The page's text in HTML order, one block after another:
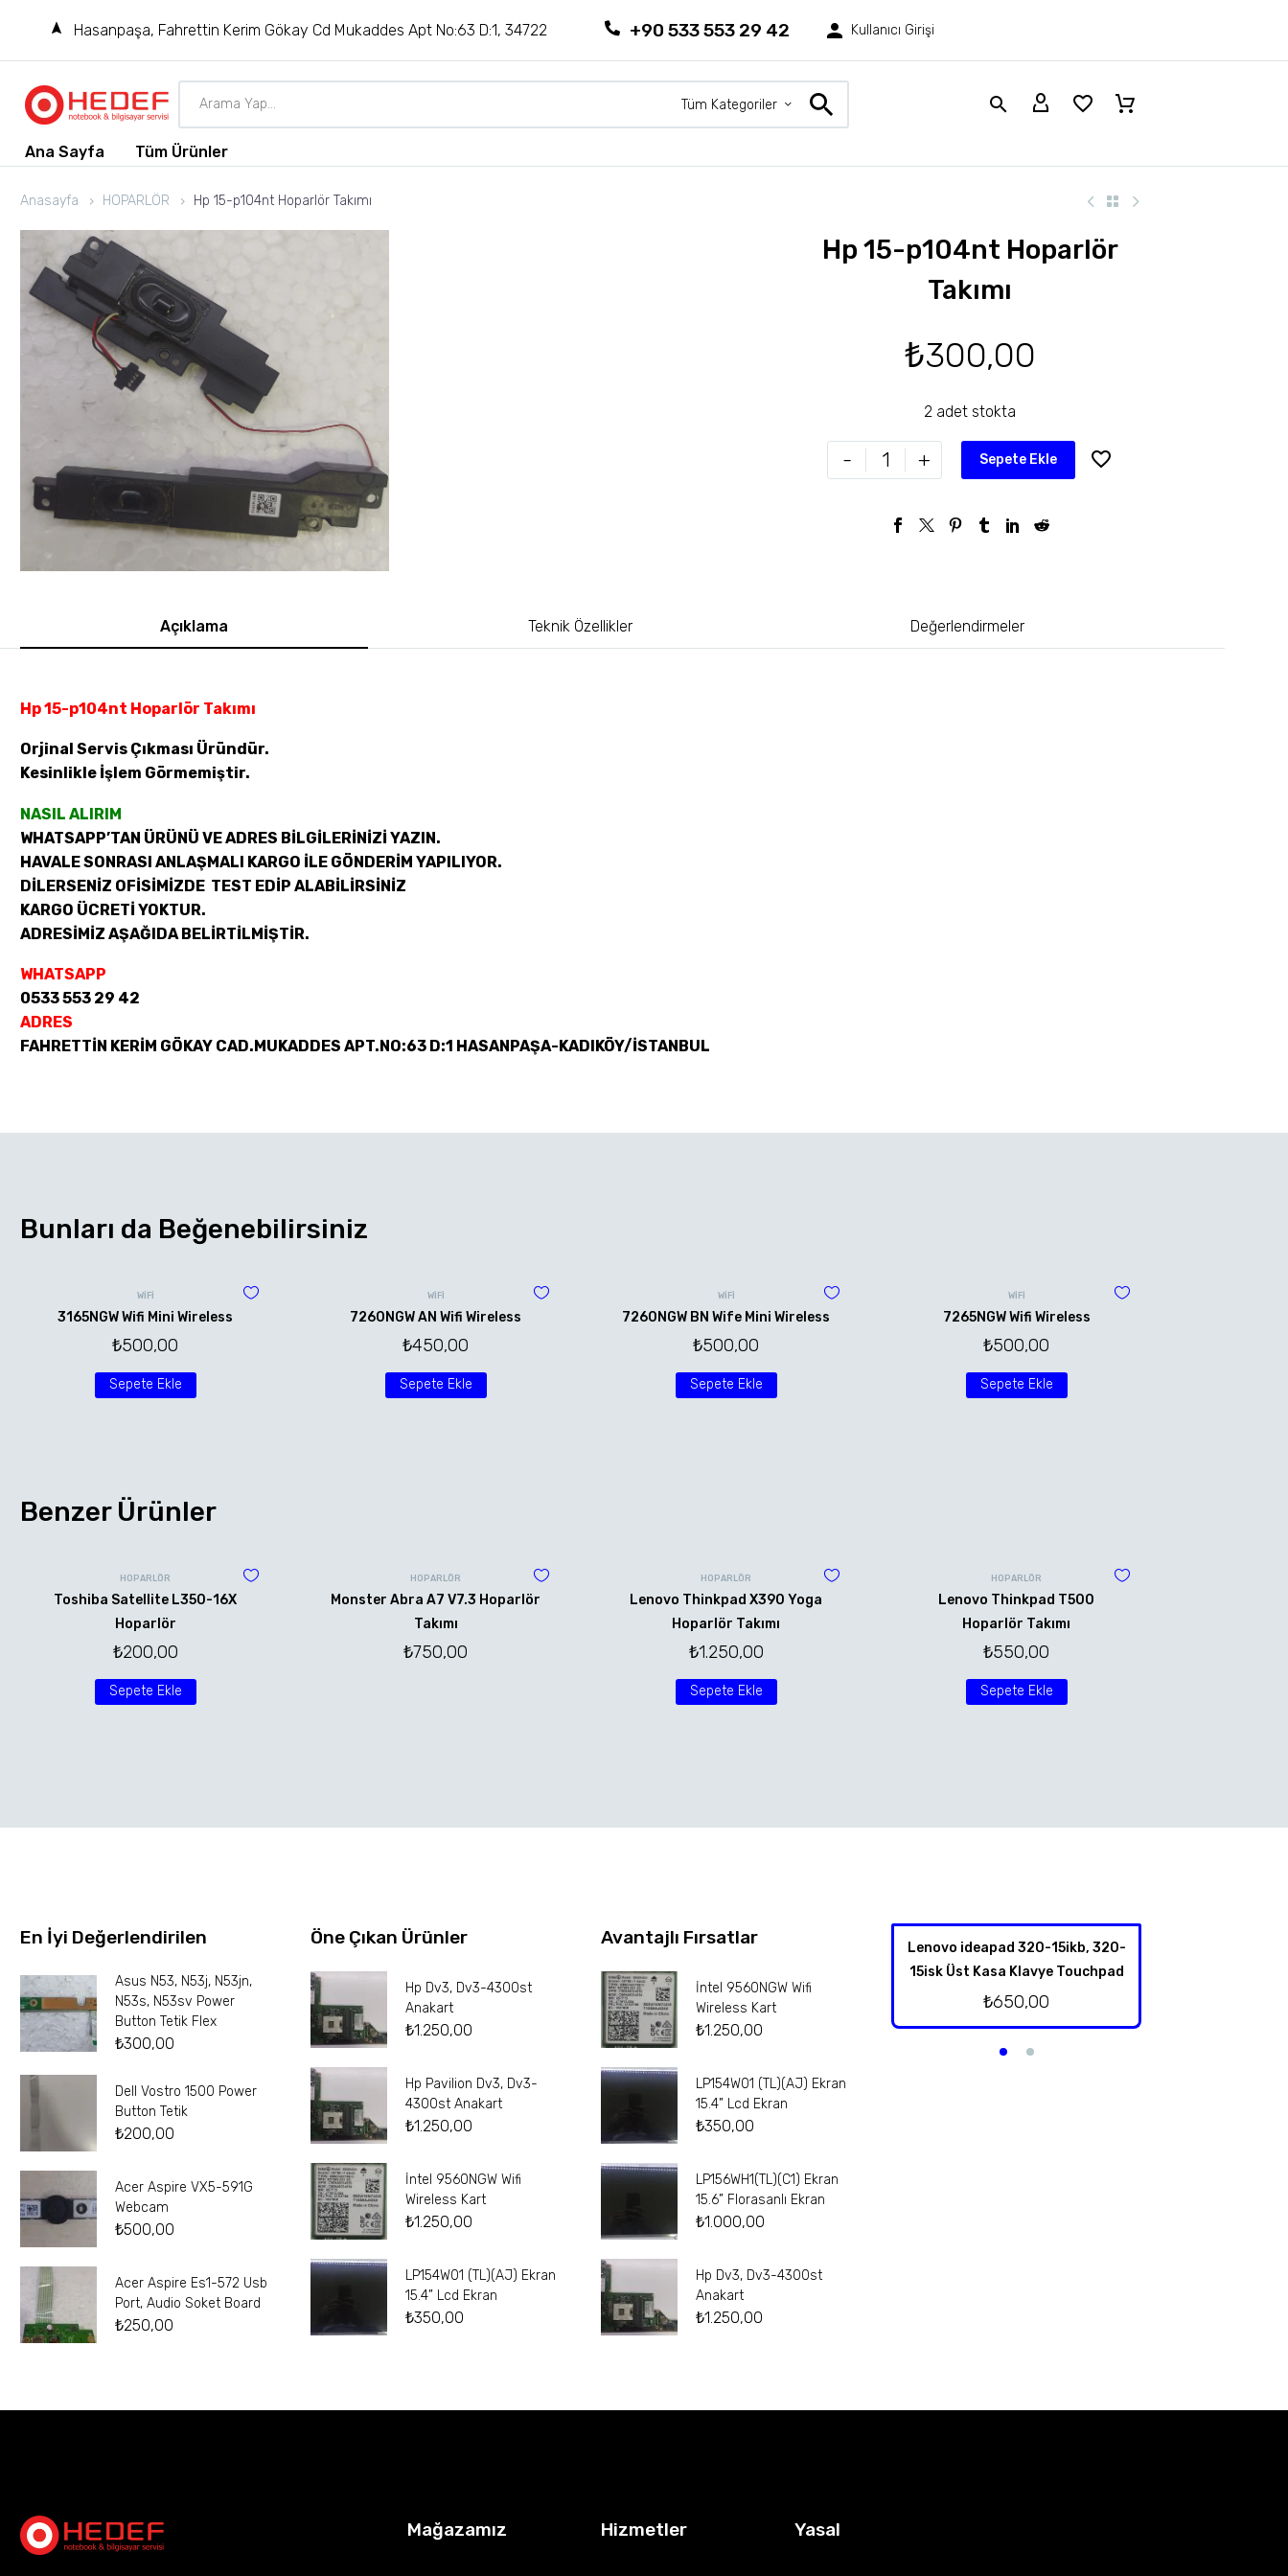
Hasanpaşa, Fahrettin Kerim Gökay Cd Mukaddes Apt No:63 D:1, 34722 +90 533 553 29 42 Kullanıcı Girişi
Tüm Kategoriler
Ana Sayfa Tüm Ürünler
Anasayfa HOPARLÖR Hp 15-p104nt Hoparlör Takımı
Hp 15-p104nt Hoparlör
Takımı
₺300,00
2 adet stokta
- + Sepete Ekle
Açıklama Teknik Özellikler Değerlendirmeler
Hp 15-p104nt Hoparlör Takımı
Orjinal Servis Çıkması Üründür.
Kesinlikle İşlem Görmemiştir.
NASIL ALIRIM
WHATSAPP’TAN ÜRÜNÜ VE ADRES BİLGİLERİNİZİ YAZIN.
HAVALE SONRASI ANLAŞMALI KARGO İLE GÖNDERİM YAPILIYOR.
DİLERSENİZ OFİSİMİZDE TEST EDİP ALABİLİRSİNİZ
KARGO ÜCRETİ YOKTUR.
ADRESİMİZ AŞAĞIDA BELİRTİLMİŞTİR.
WHATSAPP
0533 553 29 42
ADRES
FAHRETTİN KERİM GÖKAY CAD.MUKADDES APT.NO:63 D:1 HASANPAŞA-KADIKÖY/İSTANBUL
Bunları da Beğenebilirsiniz
WİFİ
3165NGW Wifi Mini Wireless
₺500,00
Sepete Ekle
WİFİ
7260NGW AN Wifi Wireless
₺450,00
Sepete Ekle
WİFİ
7260NGW BN Wife Mini Wireless
₺500,00
Sepete Ekle
WİFİ
7265NGW Wifi Wireless
₺500,00
Sepete Ekle
Benzer Ürünler
HOPARLÖR
Toshiba Satellite L350-16X
Hoparlör
₺200,00
Sepete Ekle
HOPARLÖR
Monster Abra A7 V7.3 Hoparlör
Takımı
₺750,00
HOPARLÖR
Lenovo Thinkpad X390 Yoga
Hoparlör Takımı
₺1.250,00
Sepete Ekle
HOPARLÖR
Lenovo Thinkpad T500
Hoparlör Takımı
₺550,00
Sepete Ekle
En İyi Değerlendirilen
Asus N53, N53j, N53jn,
N53s, N53sv Power
Button Tetik Flex
₺300,00
Dell Vostro 1500 Power
Button Tetik
₺200,00
Acer Aspire VX5-591G
Webcam
₺500,00
Acer Aspire Es1-572 Usb
Port, Audio Soket Board
₺250,00
Öne Çıkan Ürünler
Hp Dv3, Dv3-4300st
Anakart
₺1.250,00
Hp Pavilion Dv3, Dv3-
4300st Anakart
₺1.250,00
İntel 9560NGW Wifi
Wireless Kart
₺1.250,00
LP154W01 (TL)(AJ) Ekran
15.4” Lcd Ekran
₺350,00
Avantajlı Fırsatlar
İntel 9560NGW Wifi
Wireless Kart
₺1.250,00
LP154W01 (TL)(AJ) Ekran
15.4” Lcd Ekran
₺350,00
LP156WH1(TL)(C1) Ekran
15.6” Florasanlı Ekran
₺1.000,00
Hp Dv3, Dv3-4300st
Anakart
₺1.250,00
Lenovo ideapad 320-15ikb, 320-
15isk Üst Kasa Klavye Touchpad
₺650,00
Mağazamız Hizmetler Yasal